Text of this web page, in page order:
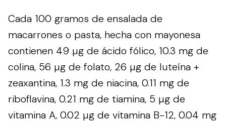
Cada 100 gramos de ensalada de
macarrones o pasta, hecha con mayonesa
contienen 49 µg de ácido fólico, 10.3 mg de
colina, 56 µg de folato, 26 µg de luteína +
zeaxantina, 1.3 mg de niacina, 0.11 mg de
riboflavina, 0.21 mg de tiamina, 5 µg de
vitamina A, 0.02 µg de vitamina B-12, 0.04 mg